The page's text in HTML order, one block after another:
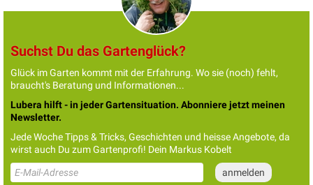
Suchst Du das Gartenglück?
Glück im Garten kommt mit der Erfahrung. Wo sie (noch) fehlt,
braucht's Beratung und Informationen...
Lubera hilft - in jeder Gartensituation. Abonniere jetzt meinen
Newsletter.
Jede Woche Tipps & Tricks, Geschichten und heisse Angebote, da
wirst auch Du zum Gartenprofi! Dein Markus Kobelt